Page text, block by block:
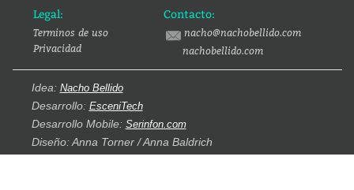
Legal:
Terminos de uso
Privacidad
Contacto:
nacho@nachobellido.com
nachobellido.com
Idea: Nacho Bellido
Desarrollo: EsceniTech
Desarrollo Mobile: Serinfon.com
Diseño: Anna Torner / Anna Baldrich